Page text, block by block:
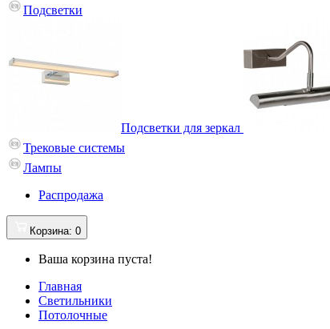
Подсветки
Подсветки для зеркал
Трековые системы
Лампы
Распродажа
Корзина: 0
Ваша корзина пуста!
Главная
Светильники
Потолочные